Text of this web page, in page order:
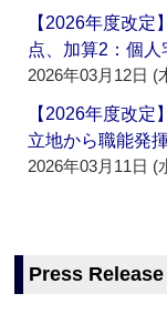
【2026年度改
点、加算2：個
2026年03月12日 (
【2026年度改
立地から職能発
2026年03月11日 (
Press